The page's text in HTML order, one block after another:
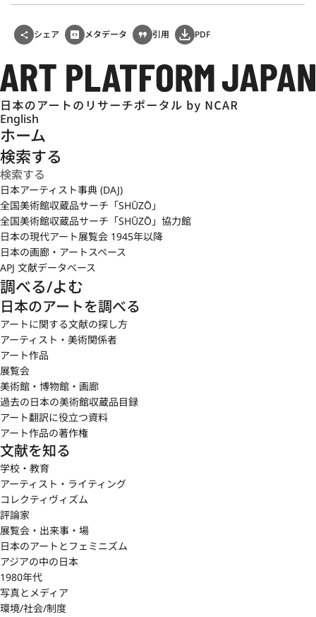
シェア メタデータ 引用 PDF
English
ホーム
検索する
日本アーティスト事典 (DAJ)
全国美術館収蔵品サーチ「SHŪZŌ」
全国美術館収蔵品サーチ「SHŪZŌ」協力館
日本の現代アート展覧会 1945年以降
日本の画廊・アートスペース
APJ 文献データベース
調べる/よむ
日本のアートを調べる
アートに関する文献の探し方
アーティスト・美術関係者
アート作品
展覧会
美術館・博物館・画廊
過去の日本の美術館収蔵品目録
アート翻訳に役立つ資料
アート作品の著作権
文献を知る
学校・教育
アーティスト・ライティング
コレクティヴィズム
評論家
展覧会・出来事・場
日本のアートとフェミニズム
アジアの中の日本
1980年代
写真とメディア
環境/社会/制度